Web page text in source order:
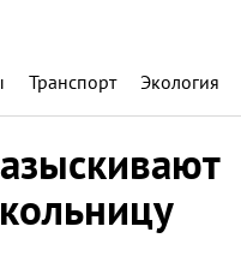
Транспорт Экология